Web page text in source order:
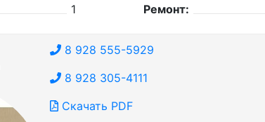
1
Ремонт:
8 928 555-5929
8 928 305-4111
Скачать PDF